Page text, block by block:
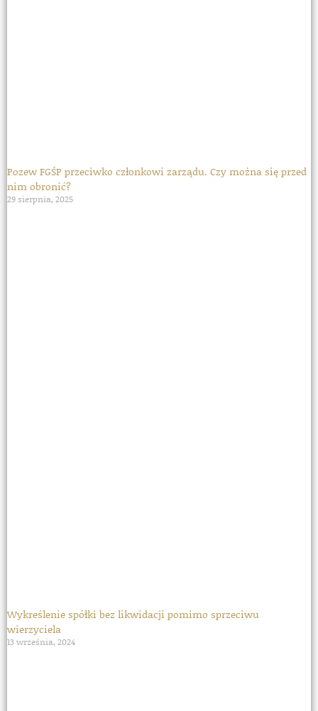
Pozew FGŚP przeciwko członkowi zarządu. Czy można się przed
nim obronić?
29 sierpnia, 2025
Wykreślenie spółki bez likwidacji pomimo sprzeciwu
wierzyciela
13 września, 2024